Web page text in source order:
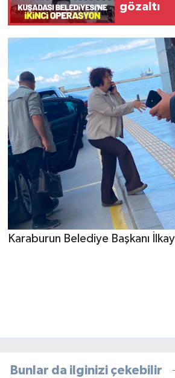
gözaltı
Karaburun Belediye Başkanı
Bunlar da ilginizi çekebilir